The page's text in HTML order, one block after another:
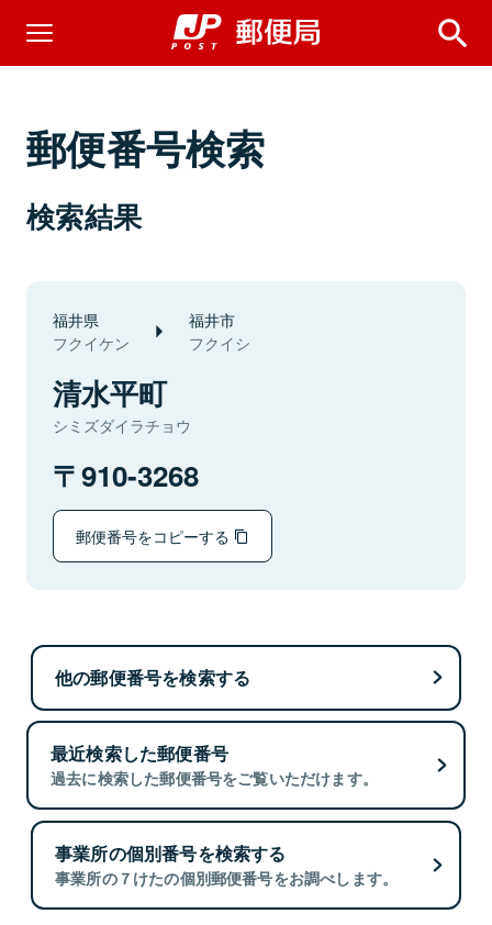
郵便番号検索
検索結果
福井県
フクイケン
福井市
フクイシ
清水平町
シミズダイラチョウ
910-3268
郵便番号をコピーする
他の郵便番号を検索する
最近検索した郵便番号
過去に検索した郵便番号をご覧いただけます。
事業所の個別番号を検索する
事業所の７けたの個別郵便番号をお調べします。